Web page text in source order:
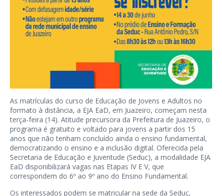
As matrículas do curso de Educação de Jovens e Adultos no
formato à distância, a EJA EaD, em Juazeiro, começam nesta
terça-feira (14). Atitude precursora da Prefeitura de Juazeiro, o
programa é gratuito e voltado para jovens a partir dos 15
anos que não tenham concluído ainda o ensino fundamental,
democratizando o ensino e a inclusão digital. Oferecida pela
Secretaria de Educação e Juventude (Seduc), a modalidade EJA
EaD disponibilizará vagas nas Etapas IV E V, que
correspondem do 6º ao 9º ano do Ensino Fundamental.
Os interessados podem se matricular na sede da Seduc,